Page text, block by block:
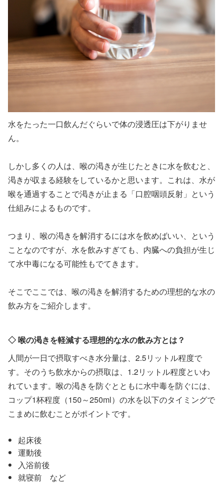
水をたった一口飲んだぐらいで体の浸透圧は下がりませ
ん。
しかし多くの人は、喉の渇きが生じたときに水を飲むと、
渇きが収まる経験をしているかと思います。これは、水が
喉を通過することで渇きが止まる「口腔咽頭反射」という
仕組みによるものです。
つまり、喉の渇きを解消するには水を飲めばいい、という
ことなのですが、水を飲みすぎても、内臓への負担が生じ
て水中毒になる可能性もでてきます。
そこでここでは、喉の渇きを解消するための理想的な水の
飲み方をご紹介します。
◇ 喉の渇きを軽減する理想的な水の飲み方とは？
人間が一日で摂取すべき水分量は、2.5リットル程度で
す。そのうち飲水からの摂取は、1.2リットル程度といわ
れています。喉の渇きを防ぐとともに水中毒を防ぐには、
コップ1杯程度（150～250ml）の水を以下のタイミングで
こまめに飲むことがポイントです。
起床後
運動後
入浴前後
就寝前 など